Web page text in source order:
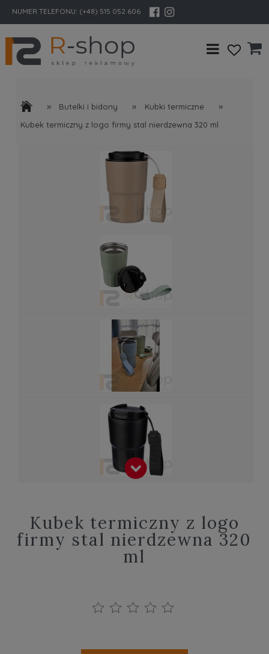
NUMER TELEFONU: (+48) 515 052 606
» Butelki i bidony » Kubki termiczne »
Kubek termiczny z logo firmy stal nierdzewna 320 ml
Kubek termiczny z logo
firmy stal nierdzewna 320
ml